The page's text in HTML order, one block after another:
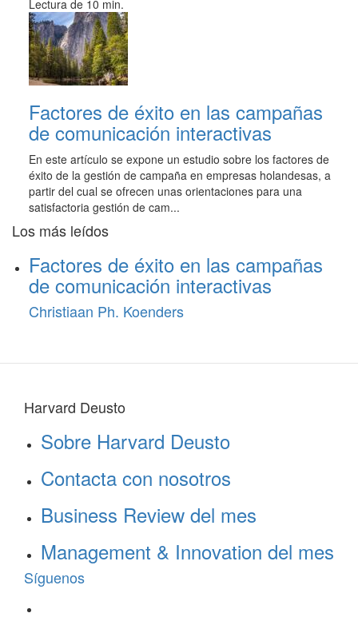
Lectura de 10 min.
Factores de éxito en las campañas
de comunicación interactivas
En este artículo se expone un estudio sobre los factores de
éxito de la gestión de campaña en empresas holandesas, a
partir del cual se ofrecen unas orientaciones para una
satisfactoria gestión de cam...
Los más leídos
Factores de éxito en las campañas
de comunicación interactivas
Christiaan Ph. Koenders
Harvard Deusto
Sobre Harvard Deusto
Contacta con nosotros
Business Review del mes
Management & Innovation del mes
Síguenos